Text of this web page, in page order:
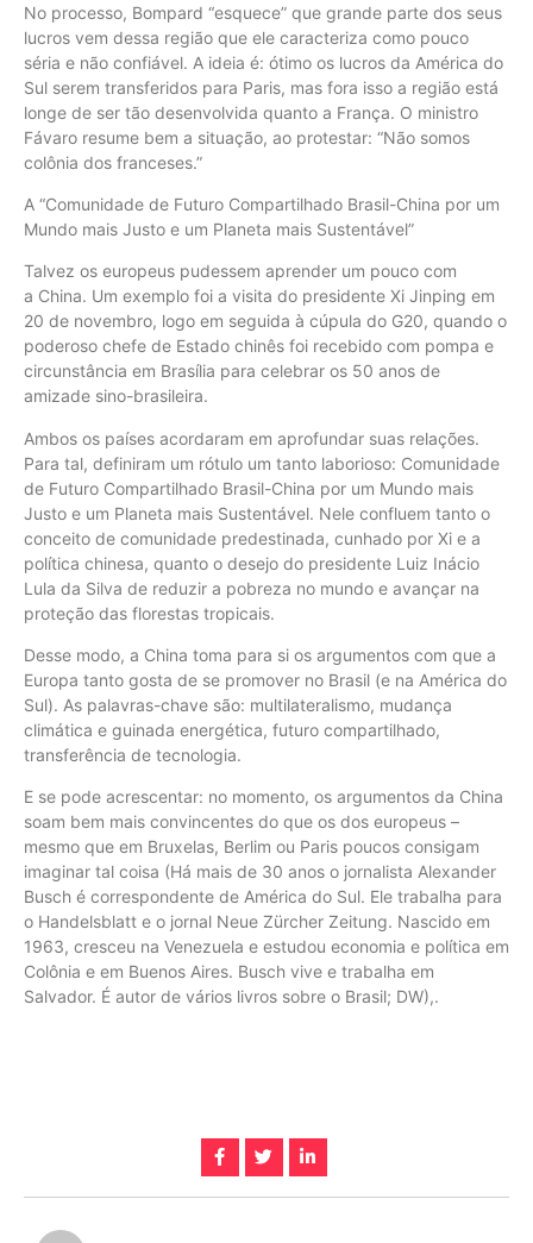
No processo, Bompard “esquece” que grande parte dos seus
lucros vem dessa região que ele caracteriza como pouco
séria e não confiável. A ideia é: ótimo os lucros da América do
Sul serem transferidos para Paris, mas fora isso a região está
longe de ser tão desenvolvida quanto a França. O ministro
Fávaro resume bem a situação, ao protestar: “Não somos
colônia dos franceses.”
A “Comunidade de Futuro Compartilhado Brasil-China por um
Mundo mais Justo e um Planeta mais Sustentável”
Talvez os europeus pudessem aprender um pouco com
a China. Um exemplo foi a visita do presidente Xi Jinping em
20 de novembro, logo em seguida à cúpula do G20, quando o
poderoso chefe de Estado chinês foi recebido com pompa e
circunstância em Brasília para celebrar os 50 anos de
amizade sino-brasileira.
Ambos os países acordaram em aprofundar suas relações.
Para tal, definiram um rótulo um tanto laborioso: Comunidade
de Futuro Compartilhado Brasil-China por um Mundo mais
Justo e um Planeta mais Sustentável. Nele confluem tanto o
conceito de comunidade predestinada, cunhado por Xi e a
política chinesa, quanto o desejo do presidente Luiz Inácio
Lula da Silva de reduzir a pobreza no mundo e avançar na
proteção das florestas tropicais.
Desse modo, a China toma para si os argumentos com que a
Europa tanto gosta de se promover no Brasil (e na América do
Sul). As palavras-chave são: multilateralismo, mudança
climática e guinada energética, futuro compartilhado,
transferência de tecnologia.
E se pode acrescentar: no momento, os argumentos da China
soam bem mais convincentes do que os dos europeus –
mesmo que em Bruxelas, Berlim ou Paris poucos consigam
imaginar tal coisa (Há mais de 30 anos o jornalista Alexander
Busch é correspondente de América do Sul. Ele trabalha para
o Handelsblatt e o jornal Neue Zürcher Zeitung. Nascido em
1963, cresceu na Venezuela e estudou economia e política em
Colônia e em Buenos Aires. Busch vive e trabalha em
Salvador. É autor de vários livros sobre o Brasil; DW),.